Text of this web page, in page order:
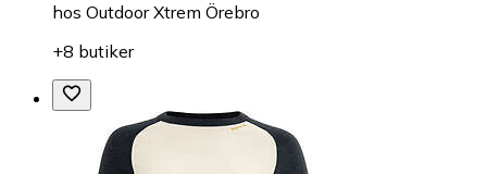
hos Outdoor Xtrem Örebro
+8 butiker